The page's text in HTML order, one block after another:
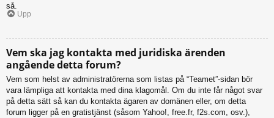
så.
Upp
Vem ska jag kontakta med juridiska ärenden
angående detta forum?
Vem som helst av administratörerna som listas på “Teamet”-sidan bör
vara lämpliga att kontakta med dina klagomål. Om du inte får något svar
på detta sätt så kan du kontakta ägaren av domänen eller, om detta
forum ligger på en gratistjänst (såsom Yahoo!, free.fr, f2s.com, osv.),